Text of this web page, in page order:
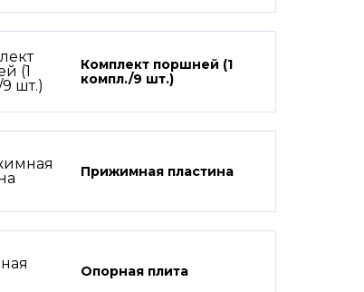
Комплект поршней (1
компл./9 шт.)
Прижимная пластина
Опорная плита